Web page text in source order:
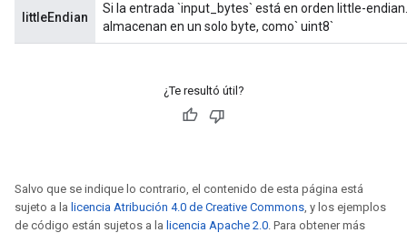
littleEndian
Si la entrada `input_bytes` está en orden little-
almacenan en un solo byte, como` uint8`
¿Te resultó útil?
Salvo que se indique lo contrario, el contenido de esta página está
sujeto a la licencia Atribución 4.0 de Creative Commons, y los ejemplos
de código están sujetos a la licencia Apache 2.0. Para obtener más